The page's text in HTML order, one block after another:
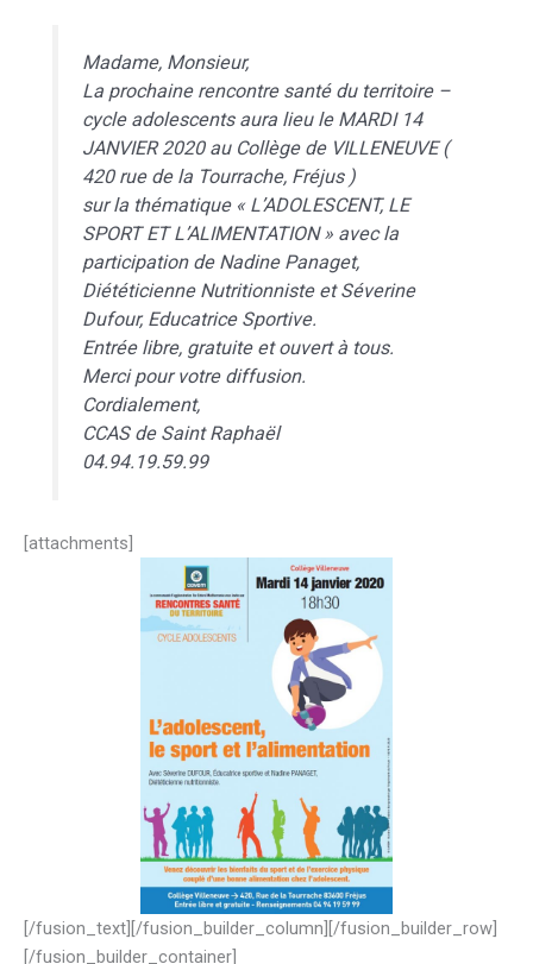
Madame, Monsieur,
La prochaine rencontre santé du territoire –
cycle adolescents aura lieu le MARDI 14
JANVIER 2020 au Collège de VILLENEUVE (
420 rue de la Tourrache, Fréjus )
sur la thématique « L’ADOLESCENT, LE
SPORT ET L’ALIMENTATION » avec la
participation de Nadine Panaget,
Diététicienne Nutritionniste et Séverine
Dufour, Educatrice Sportive.
Entrée libre, gratuite et ouvert à tous.
Merci pour votre diffusion.
Cordialement,
CCAS de Saint Raphaël
04.94.19.59.99
[attachments]
[/fusion_text][/fusion_builder_column][/fusion_builder_row]
[/fusion_builder_container]